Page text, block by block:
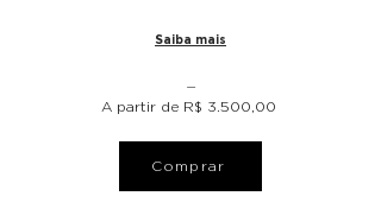
Saiba mais
⏤
A partir de R$ 3.500,00
Comprar